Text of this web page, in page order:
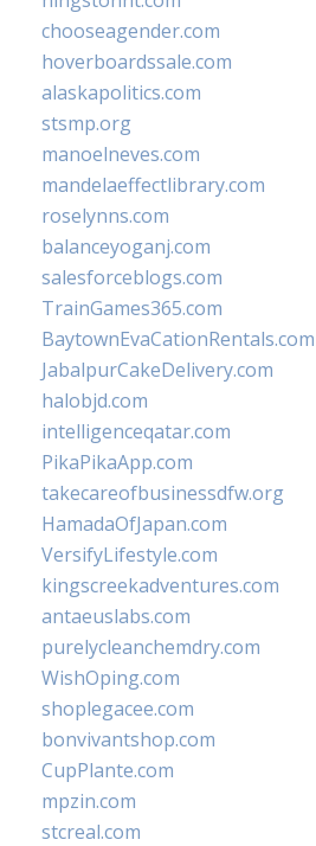
chooseagender.com
hoverboardssale.com
alaskapolitics.com
stsmp.org
manoelneves.com
mandelaeffectlibrary.com
roselynns.com
balanceyoganj.com
salesforceblogs.com
TrainGames365.com
BaytownEvaCationRentals.com
JabalpurCakeDelivery.com
halobjd.com
intelligenceqatar.com
PikaPikaApp.com
takecareofbusinessdfw.org
HamadaOfJapan.com
VersifyLifestyle.com
kingscreekadventures.com
antaeuslabs.com
purelycleanchemdry.com
WishOping.com
shoplegacee.com
bonvivantshop.com
CupPlante.com
mpzin.com
stcreal.com